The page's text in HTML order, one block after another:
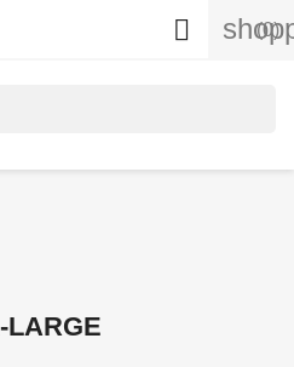
(0)

LARGE